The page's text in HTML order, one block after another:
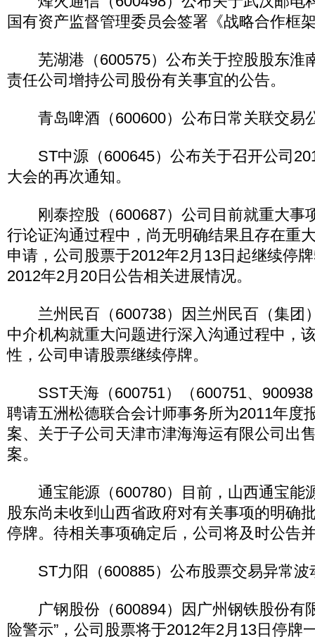
国有资产监督管理委员会签署《战略合作框
芜湖港（600575）公布关于控股股东淮
责任公司增持公司股份有关事宜的公告。
青岛啤酒（600600）公布日常关联交易
ST中源（600645）公布关于召开公司
大会的再次通知。
刚泰控股（600687）公司目前就重大事
行论证沟通过程中，尚无明确结果且存在重
申请，公司股票于2012年2月13日起继续停
2012年2月20日公告相关进展情况。
兰州民百（600738）因兰州民百（集团
中介机构就重大问题进行深入沟通过程中，
性，公司申请股票继续停牌。
SST天海（600751）（600751、900938
聘请五洲松德联合会计师事务所为2011年度
案、关于子公司天津市津海海运有限公司出
案。
通宝能源（600780）目前，山西通宝能
股东尚未收到山西省政府对有关事项的明确
停牌。待相关事项确定后，公司将及时公告
ST力阳（600885）公布股票交易异常波
广钢股份（600894）因广州钢铁股份有
险警示”，公司股票将于2012年2月13日停牌